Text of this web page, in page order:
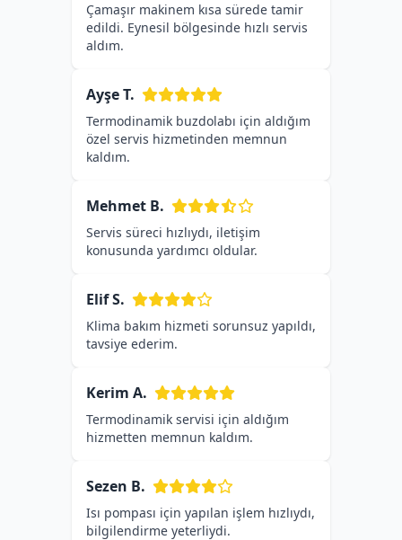
Çamaşır makinem kısa sürede tamir
edildi. Eynesil bölgesinde hızlı servis
aldım.
Ayşe T.
Termodinamik buzdolabı için aldığım
özel servis hizmetinden memnun
kaldım.
Mehmet B.
Servis süreci hızlıydı, iletişim
konusunda yardımcı oldular.
Elif S.
Klima bakım hizmeti sorunsuz yapıldı,
tavsiye ederim.
Kerim A.
Termodinamik servisi için aldığım
hizmetten memnun kaldım.
Sezen B.
Isı pompası için yapılan işlem hızlıydı,
bilgilendirme yeterliydi.